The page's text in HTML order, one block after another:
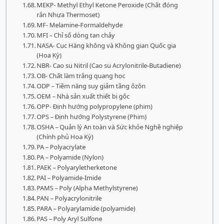
MEKP- Methyl Ethyl Ketone Peroxide (Chất đóng
rắn Nhựa Thermoset)
MF- Melamine-Formaldehyde
MFI – Chỉ số dòng tan chảy
NASA- Cục Hàng không và Không gian Quốc gia
(Hoa Kỳ)
NBR- Cao su Nitril (Cao su Acrylonitrile-Butadiene)
OB- Chất làm trắng quang học
ODP – Tiềm năng suy giảm tầng ôzôn
OEM – Nhà sản xuất thiết bị gốc
OPP- Định hướng polypropylene (phim)
OPS – Định hướng Polystyrene (Phim)
OSHA – Quản lý An toàn và Sức khỏe Nghề nghiệp
(Chính phủ Hoa Kỳ)
PA – Polyacrylate
PA – Polyamide (Nylon)
PAEK – Polyaryletherketone
PAI – Polyamide-Imide
PAMS – Poly (Alpha Methylstyrene)
PAN – Polyacrylonitrile
PARA – Polyarylamide (polyamide)
PAS – Poly Aryl Sulfone